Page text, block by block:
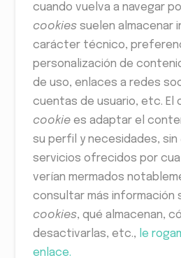
cuando vuelva a navegar
cookies suelen almacenar
carácter técnico,
personalización de
de uso, enlaces a redes
cuentas de usuario, etc. El
cookie es adaptar el
su perfil y necesidades, sin
servicios ofrecidos por
verían mermados
consultar más información
cookies, qué almacenan,
desactivarlas, etc., le
enlace.